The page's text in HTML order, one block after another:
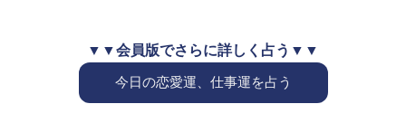
▼▼会員版でさらに詳しく占う▼▼
今日の恋愛運、仕事運を占う